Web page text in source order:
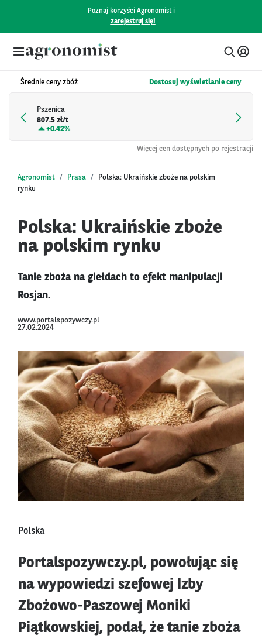
Poznaj korzyści Agronomist i
zarejestruj się!
Średnie ceny zbóż Dostosuj wyświetlanie ceny
Pszenica
807.5 zł/t
+0.42%
Więcej cen dostępnych po rejestracji
Agronomist Prasa
Polska: Ukraińskie zboże na polskim
rynku
Polska: Ukraińskie zboże
na polskim rynku
Tanie zboża na giełdach to efekt manipulacji
Rosjan.
www.portalspozywczy.pl
27.02.2024
Polska
Portalspozywczy.pl, powołując się
na wypowiedzi szefowej Izby
Zbożowo-Paszowej Moniki
Piątkowskiej, podał, że tanie zboża